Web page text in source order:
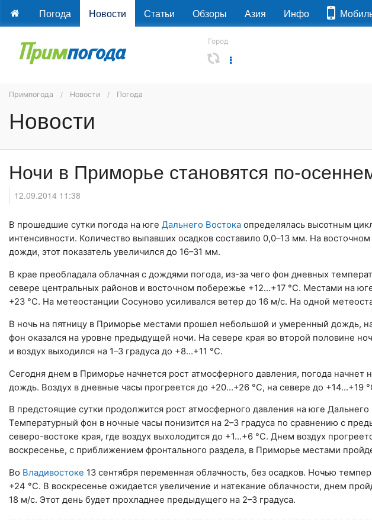
Погода Новости Статьи Обзоры Азия Инфо
Город
Примпогода Новости Погода
Новости
Ночи в Приморье становятся по-
12.09.2014 11:38
В прошедшие сутки погода на юге Дальнего Востока определялась высотным
интенсивности. Количество выпавших осадков составило 0,0–13 мм. На
дожди, этот показатель увеличился до 16–31 мм.
В крае преобладала облачная с дождями погода, из-за чего фон дневных
севере центральных районов и восточном побережье +12…+17 °С. Местами на
+23 °С. На метеостанции Сосуново усиливался ветер до 16 м/с. На одной
В ночь на пятницу в Приморье местами прошел небольшой и умеренный дождь,
фон оказался на уровне предыдущей ночи. На севере края во второй половине
и воздух выходился на 1–3 градуса до +8…+11 °С.
Сегодня днем в Приморье начнется рост атмосферного давления, погода
дождь. Воздух в дневные часы прогреется до +20…+26 °С, на севере до +14…+19
В предстоящие сутки продолжится рост атмосферного давления на юге
Температурный фон в ночные часы понизится на 2–3 градуса по сравнению с
северо-востоке края, где воздух выхолодится до +1…+6 °С. Днем воздух
воскресенье, с приближением фронтального раздела, в Приморье местами
Во Владивостоке 13 сентября переменная облачность, без осадков. Ночью
+24 °С. В воскресенье ожидается увеличение и натекание облачности, днем
18 м/с. Этот день будет прохладнее предыдущего на 2–3 градуса.